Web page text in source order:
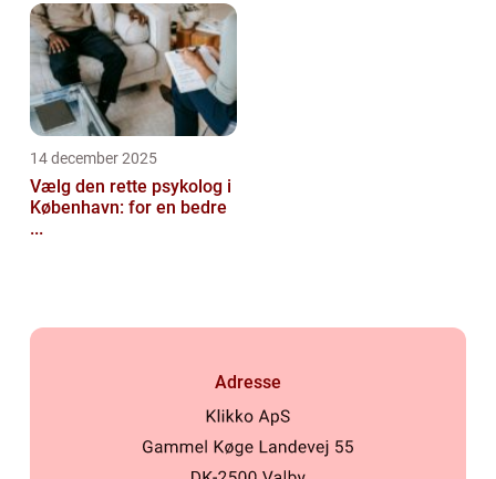
14 december 2025
Vælg den rette psykolog i
København: for en bedre
...
Adresse